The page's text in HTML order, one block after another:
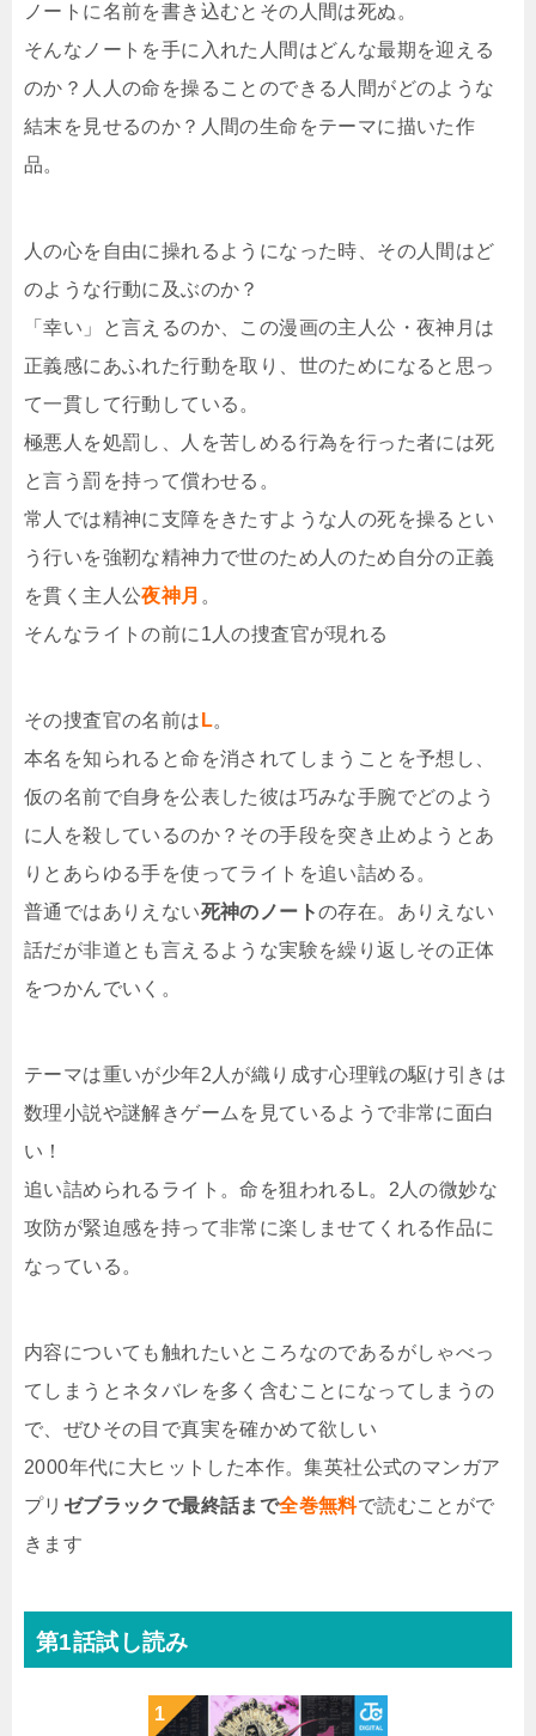
ノートに名前を書き込むとその人間は死ぬ。
そんなノートを手に入れた人間はどんな最期を迎える
のか？人人の命を操ることのできる人間がどのような
結末を見せるのか？人間の生命をテーマに描いた作
品。
人の心を自由に操れるようになった時、その人間はど
のような行動に及ぶのか？
「幸い」と言えるのか、この漫画の主人公・夜神月は
正義感にあふれた行動を取り、世のためになると思っ
て一貫して行動している。
極悪人を処罰し、人を苦しめる行為を行った者には死
と言う罰を持って償わせる。
常人では精神に支障をきたすような人の死を操るとい
う行いを強靭な精神力で世のため人のため自分の正義
を貫く主人公夜神月 。
そんなライトの前に1人の捜査官が現れる
その捜査官の名前は L。
本名を知られると命を消されてしまうことを予想し、
仮の名前で自身を公表した彼は巧みな手腕でどのよう
に人を殺しているのか？その手段を突き止めようとあ
りとあらゆる手を使ってライトを追い詰める。
普通ではありえない死神のノートの存在。ありえない
話だが非道とも言えるような実験を繰り返しその正体
をつかんでいく。
テーマは重いが少年2人が織り成す心理戦の駆け引きは
数理小説や謎解きゲームを見ているようで非常に面白
い！
追い詰められるライト。命を狙われるL。2人の微妙な
攻防が緊迫感を持って非常に楽しませてくれる作品に
なっている。
内容についても触れたいところなのであるがしゃべっ
てしまうとネタバレを多く含むことになってしまうの
で、ぜひその目で真実を確かめて欲しい
2000年代に大ヒットした本作。集英社公式のマンガア
プリ ゼブラックで最終話まで全巻無料で読むことがで
きます
第1話試し読み